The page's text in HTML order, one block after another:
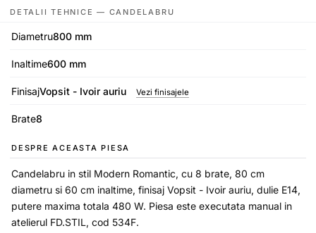
DETALII TEHNICE — CANDELABRU
Diametru800 mm
Inaltime600 mm
FinisajVopsit - Ivoir auriu Vezi finisajele
Brate8
DESPRE ACEASTA PIESA
Candelabru in stil Modern Romantic, cu 8 brate, 80 cm
diametru si 60 cm inaltime, finisaj Vopsit - Ivoir auriu, dulie E14,
putere maxima totala 480 W. Piesa este executata manual in
atelierul FD.STIL, cod 534F.